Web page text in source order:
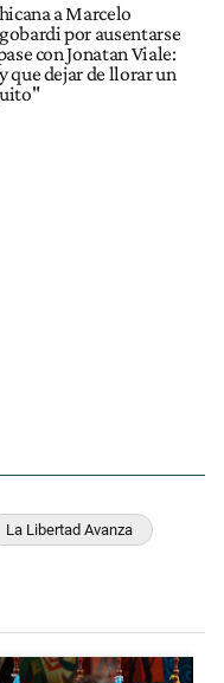
a Marcelo
por ausentarse
con Jonatan Viale:
que dejar de llorar un
La Libertad Avanza
"El Senado dio media
artículo de tendencia con